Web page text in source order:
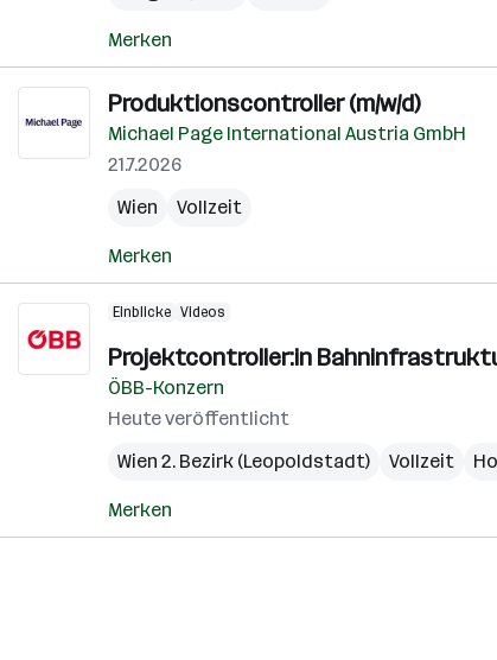
Merken
Produktionscontroller (m/w/d)
Michael Page International Austria GmbH
21.7.2026
Wien
Vollzeit
Merken
Einblicke Videos
Projektcontroller:in
ÖBB-Konzern
Heute veröffentlicht
Wien 2. Bezirk (Leopoldstadt)
Vollzeit
Merken